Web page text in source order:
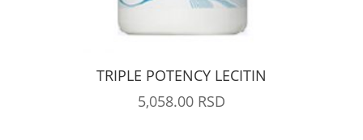
TRIPLE POTENCY LECITIN
5,058.00 RSD